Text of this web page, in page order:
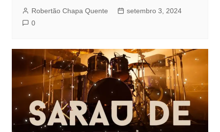
Robertão Chapa Quente
setembro 3, 2024
0